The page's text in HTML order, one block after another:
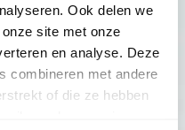
Ook delen we
site met onze
en analyse. Deze
combineren met andere
of die ze hebben